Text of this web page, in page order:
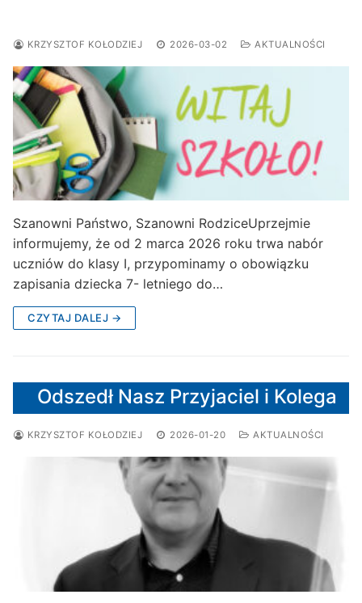
KRZYSZTOF KOŁODZIEJ 2026-03-02 AKTUALNOŚCI
Szanowni Państwo, Szanowni RodziceUprzejmie
informujemy, że od 2 marca 2026 roku trwa nabór
uczniów do klasy I, przypominamy o obowiązku
zapisania dziecka 7- letniego do…
CZYTAJ DALEJ →
Odszedł Nasz Przyjaciel i Kolega
KRZYSZTOF KOŁODZIEJ 2026-01-20 AKTUALNOŚCI